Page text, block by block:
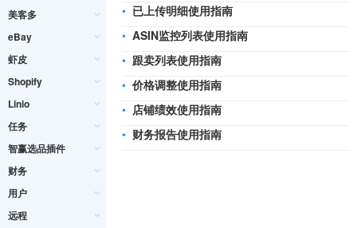
美客多
eBay
虾皮
Shopify
Linio
任务
智赢选品插件
财务
用户
远程
• 已上传明细使用指南
• ASIN监控列表使用指南
• 跟卖列表使用指南
• 价格调整使用指南
• 店铺绩效使用指南
• 财务报告使用指南